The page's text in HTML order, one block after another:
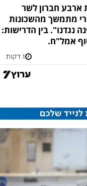
חברון לשר
מתמשך מהשכונות
נגדנו". בין הדרישות:
אמל"ח.
1 דקות